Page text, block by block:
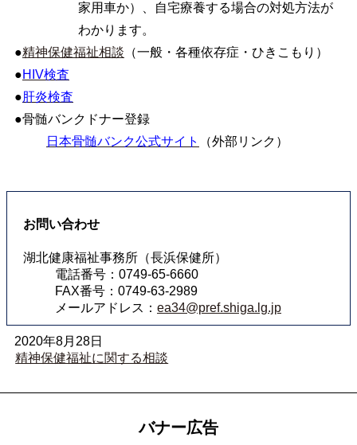
家用車か）、自宅療養する場合の対処方法が
わかります。
●精神保健福祉相談 （一般・各種依存症・ひきこもり）
●HIV検査
●肝炎検査
●骨髄バンクドナー登録
日本骨髄バンク公式サイト
（外部リンク）
お問い合わせ
湖北健康福祉事務所（長浜保健所）
電話番号：0749-65-6660
FAX番号：0749-63-2989
メールアドレス： ea34@pref.shiga.lg.jp
2020年8月28日
精神保健福祉に関する相談
バナー広告